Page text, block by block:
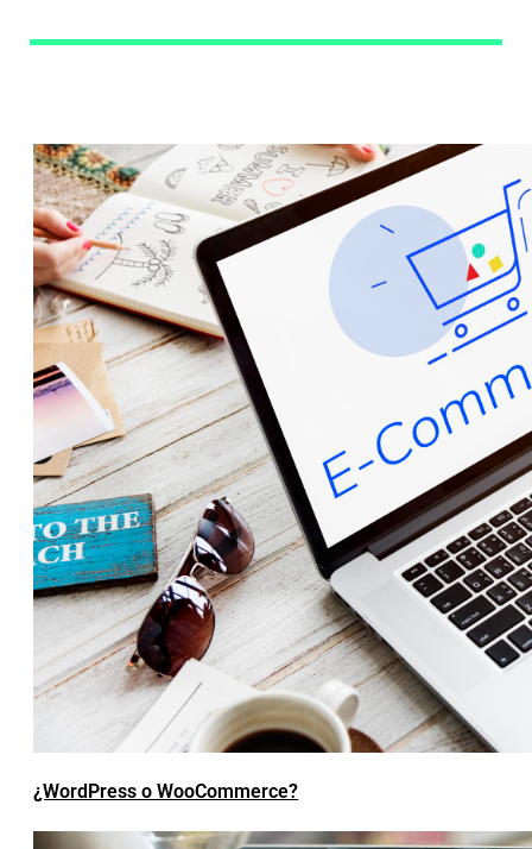
¿WordPress o WooCommerce?